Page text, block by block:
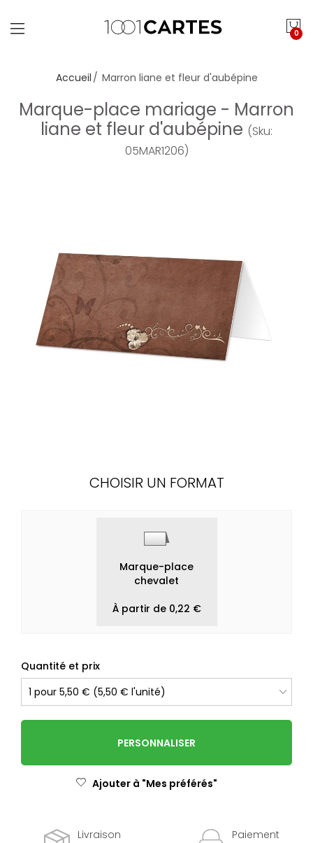
0
Accueil Marron liane et fleur d'aubépine
Marque-place mariage - Marron
liane et fleur d'aubépine (Sku:
05MAR1206)
CHOISIR UN FORMAT
Marque-place
chevalet
À partir de 0,22 €
Quantité et prix
PERSONNALISER
Ajouter à "Mes préférés"
Livraison
Paiement